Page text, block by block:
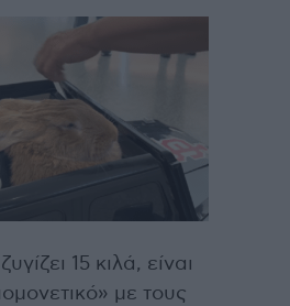
15 κιλά, είναι
με τους